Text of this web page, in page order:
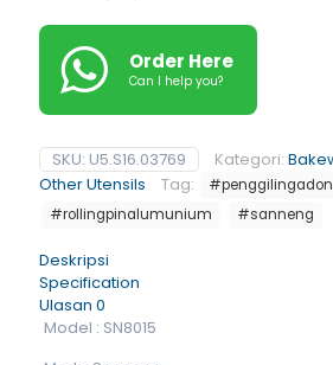
Order Here
Can I help you?
SKU: U5.S16.03769 Kategori:
Other Utensils
Tag:
#rollingpinalumunium
#sanneng
Deskripsi
Specification
Ulasan 0
Model : SN8015